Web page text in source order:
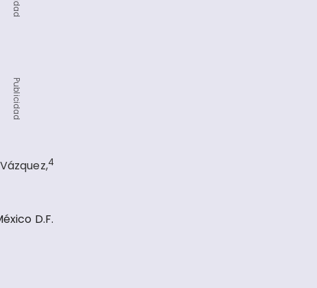
Publicidad
4
D.F.